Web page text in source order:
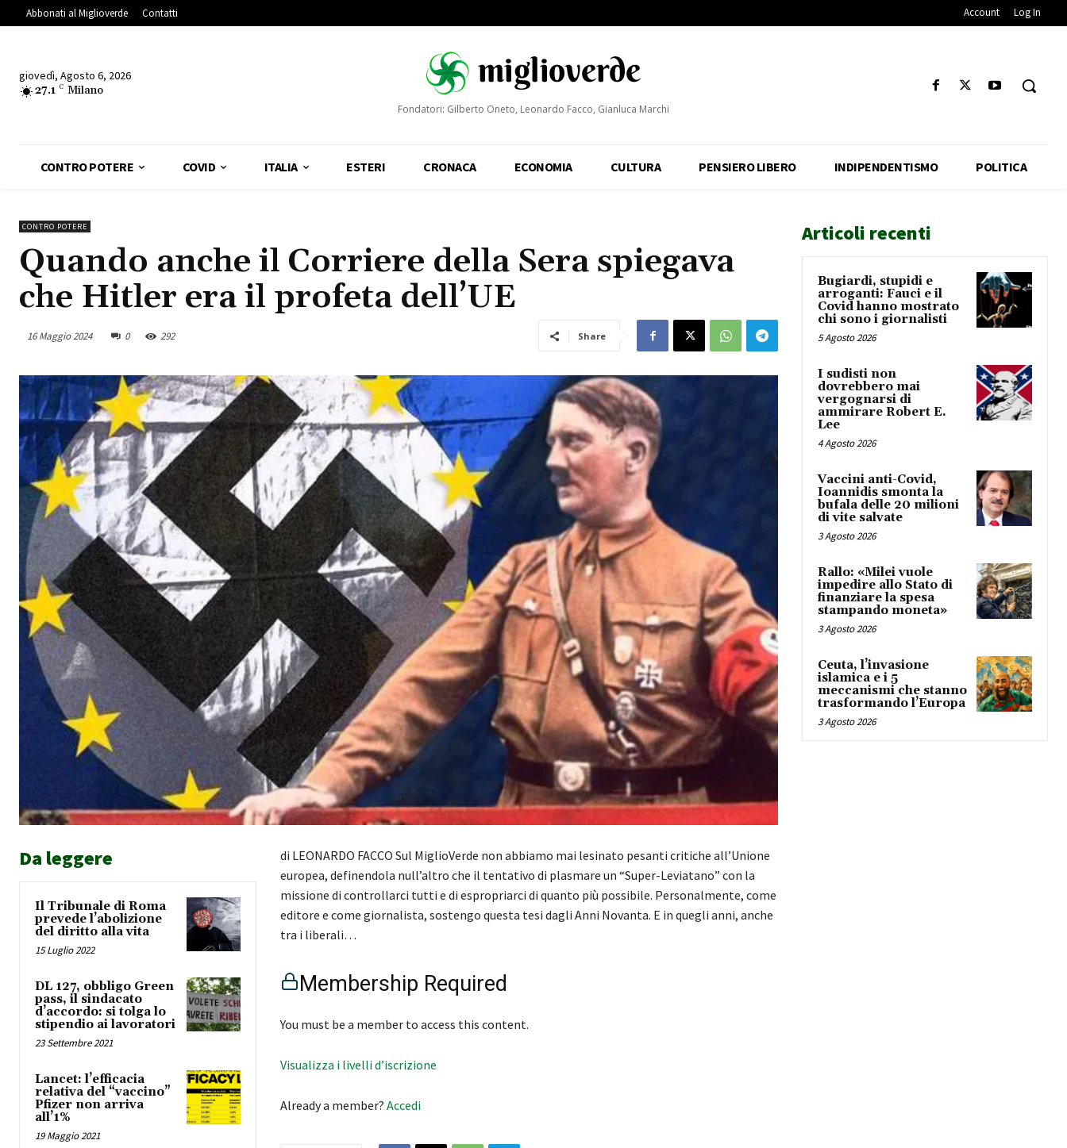
Abbonati al Miglioverde Contatti Account Log In
giovedì, Agosto 6, 2026
27.1 C Milano
Fondatori: Gilberto Oneto, Leonardo Facco, Gianluca Marchi
CONTRO POTERE COVID ITALIA ESTERI CRONACA ECONOMIA CULTURA PENSIERO LIBERO INDIPENDENTISMO POLITICA
CONTRO POTERE
Quando anche il Corriere della Sera spiegava
che Hitler era il profeta dell’UE
16 Maggio 2024 0 292 Share
Da leggere
Il Tribunale di Roma
prevede l’abolizione
del diritto alla vita
15 Luglio 2022
DL 127, obbligo Green
pass, il sindacato
d’accordo: si tolga lo
stipendio ai lavoratori
23 Settembre 2021
Lancet: l’efficacia
relativa del “vaccino”
Pfizer non arriva
all’1%
19 Maggio 2021
di LEONARDO FACCO Sul MiglioVerde non abbiamo mai lesinato pesanti critiche all’Unione
europea, definendola null’altro che il tentativo di plasmare un “Super-Leviatano” con la
missione di controllarci tutti e di espropriarci di quanto più possibile. Personalmente, come
editore e come giornalista, sostengo questa tesi dagli Anni Novanta. E in quegli anni, anche
tra i liberali…
Membership Required
You must be a member to access this content.
Visualizza i livelli d’iscrizione
Already a member? Accedi
Articoli recenti
Bugiardi, stupidi e
arroganti: Fauci e il
Covid hanno mostrato
chi sono i giornalisti
5 Agosto 2026
I sudisti non
dovrebbero mai
vergognarsi di
ammirare Robert E.
Lee
4 Agosto 2026
Vaccini anti-Covid,
Ioannidis smonta la
bufala delle 20 milioni
di vite salvate
3 Agosto 2026
Rallo: «Milei vuole
impedire allo Stato di
finanziare la spesa
stampando moneta»
3 Agosto 2026
Ceuta, l’invasione
islamica e i 5
meccanismi che stanno
trasformando l’Europa
3 Agosto 2026